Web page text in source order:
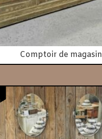
Comptoir de magasin